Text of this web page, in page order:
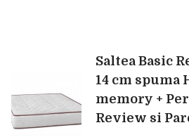
Navigare
în
Saltea Basic
14 cm spuma
memory +
Review si